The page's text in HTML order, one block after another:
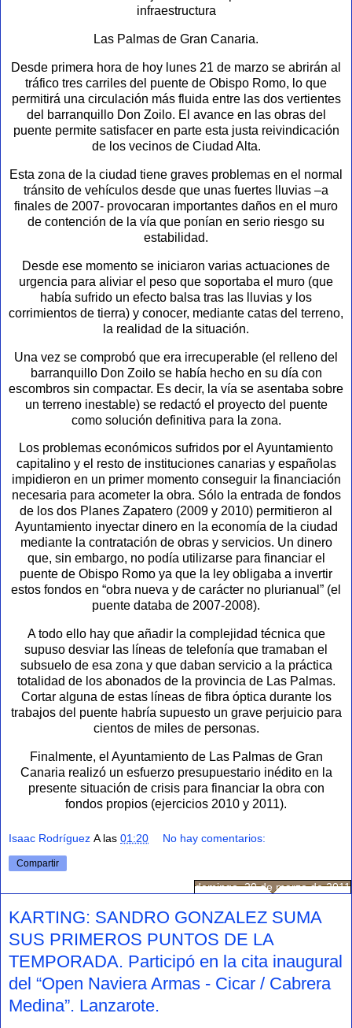
infraestructura
Las Palmas de Gran Canaria.
Desde primera hora de hoy lunes 21 de marzo se abrirán al
tráfico tres carriles del puente de Obispo Romo, lo que
permitirá una circulación más fluida entre las dos vertientes
del barranquillo Don Zoilo. El avance en las obras del
puente permite satisfacer en parte esta justa reivindicación
de los vecinos de Ciudad Alta.
Esta zona de la ciudad tiene graves problemas en el normal
tránsito de vehículos desde que unas fuertes lluvias –a
finales de 2007- provocaran importantes daños en el muro
de contención de la vía que ponían en serio riesgo su
estabilidad.
Desde ese momento se iniciaron varias actuaciones de
urgencia para aliviar el peso que soportaba el muro (que
había sufrido un efecto balsa tras las lluvias y los
corrimientos de tierra) y conocer, mediante catas del terreno,
la realidad de la situación.
Una vez se comprobó que era irrecuperable (el relleno del
barranquillo Don Zoilo se había hecho en su día con
escombros sin compactar. Es decir, la vía se asentaba sobre
un terreno inestable) se redactó el proyecto del puente
como solución definitiva para la zona.
Los problemas económicos sufridos por el Ayuntamiento
capitalino y el resto de instituciones canarias y españolas
impidieron en un primer momento conseguir la financiación
necesaria para acometer la obra. Sólo la entrada de fondos
de los dos Planes Zapatero (2009 y 2010) permitieron al
Ayuntamiento inyectar dinero en la economía de la ciudad
mediante la contratación de obras y servicios. Un dinero
que, sin embargo, no podía utilizarse para financiar el
puente de Obispo Romo ya que la ley obligaba a invertir
estos fondos en “obra nueva y de carácter no plurianual” (el
puente databa de 2007-2008).
A todo ello hay que añadir la complejidad técnica que
supuso desviar las líneas de telefonía que tramaban el
subsuelo de esa zona y que daban servicio a la práctica
totalidad de los abonados de la provincia de Las Palmas.
Cortar alguna de estas líneas de fibra óptica durante los
trabajos del puente habría supuesto un grave perjuicio para
cientos de miles de personas.
Finalmente, el Ayuntamiento de Las Palmas de Gran
Canaria realizó un esfuerzo presupuestario inédito en la
presente situación de crisis para financiar la obra con
fondos propios (ejercicios 2010 y 2011).
Isaac Rodríguez A las 01:20 No hay comentarios:
Compartir
domingo, 20 de marzo de 2011
KARTING: SANDRO GONZALEZ SUMA
SUS PRIMEROS PUNTOS DE LA
TEMPORADA. Participó en la cita inaugural
del “Open Naviera Armas - Cicar / Cabrera
Medina”. Lanzarote.